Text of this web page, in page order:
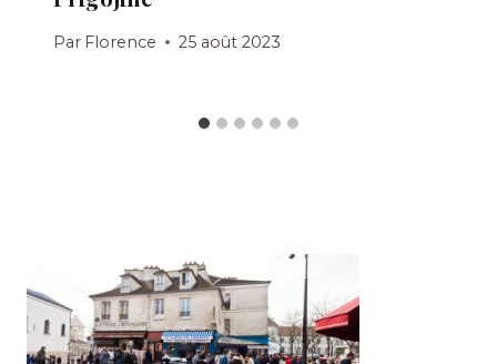
Par Florence 25 août 2023